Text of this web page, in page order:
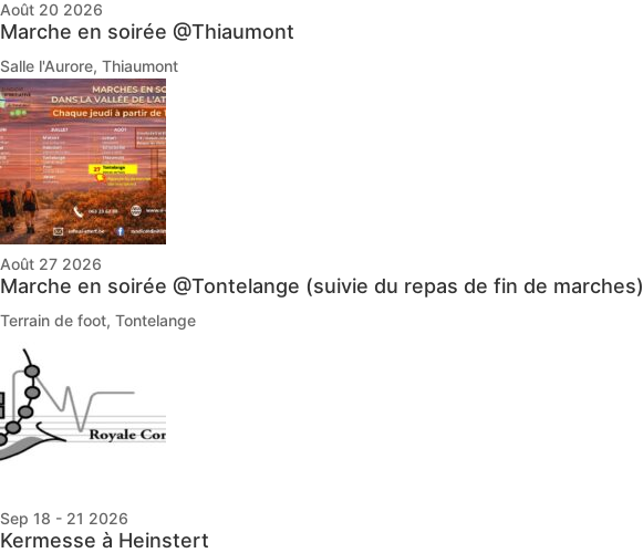
Août 20 2026
Marche en soirée @Thiaumont
Salle l'Aurore, Thiaumont
Août 27 2026
Marche en soirée @Tontelange (suivie du repas de fin de marches)
Terrain de foot, Tontelange
Sep 18 - 21 2026
Kermesse à Heinstert